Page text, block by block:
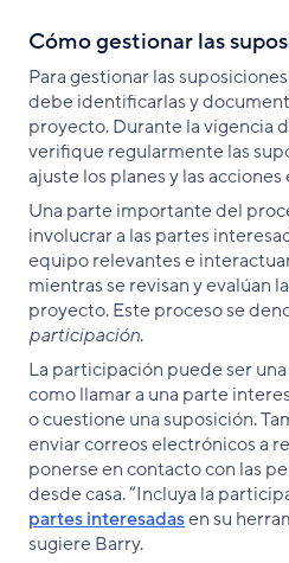
Cómo gestionar las
Para gestionar las
debe identificarlas y
proyecto. Durante la vigencia
verifique regularmente las
ajuste los planes y las
Una parte importante del
involucrar a las partes
equipo relevantes e
mientras se revisan y evalúan
proyecto. Este proceso se
participación.
La participación puede ser
como llamar a una parte
o cuestione una suposición.
enviar correos electrónicos a
ponerse en contacto con las
desde casa. “Incluya la
partes interesadasen su
sugiere Barry.